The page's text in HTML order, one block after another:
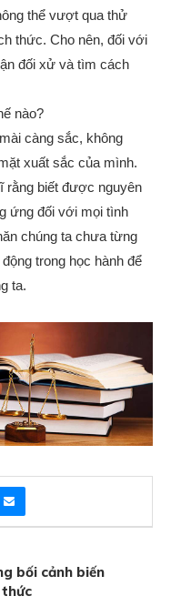
thể vượt qua thử
thức. Cho nên, đối với
đối xử và tìm cách
nào?
càng sắc, không
xuất sắc của mình.
rằng biết được nguyên
ứng đối với mọi tình
chúng ta chưa từng
trong học hành để
ta.
bối cảnh biến